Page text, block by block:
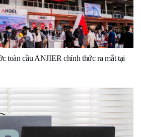
toàn cầu ANJIER chính thức ra mắt tại